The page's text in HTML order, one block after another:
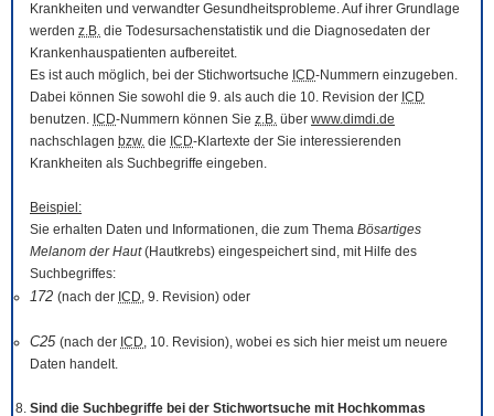
Krankheiten und verwandter Gesundheitsprobleme. Auf ihrer Grundlage
werden z.B. die Todesursachenstatistik und die Diagnosedaten der
Krankenhauspatienten aufbereitet.
Es ist auch möglich, bei der Stichwortsuche ICD-Nummern einzugeben.
Dabei können Sie sowohl die 9. als auch die 10. Revision der ICD
benutzen. ICD-Nummern können Sie z.B. über www.dimdi.de
nachschlagen bzw. die ICD-Klartexte der Sie interessierenden
Krankheiten als Suchbegriffe eingeben.
Beispiel:
Sie erhalten Daten und Informationen, die zum Thema Bösartiges
Melanom der Haut(Hautkrebs) eingespeichert sind, mit Hilfe des
Suchbegriffes:
172 (nach der ICD, 9. Revision) oder
C25 (nach der ICD, 10. Revision), wobei es sich hier meist um neuere
Daten handelt.
Sind die Suchbegriffe bei der Stichwortsuche mit Hochkommas